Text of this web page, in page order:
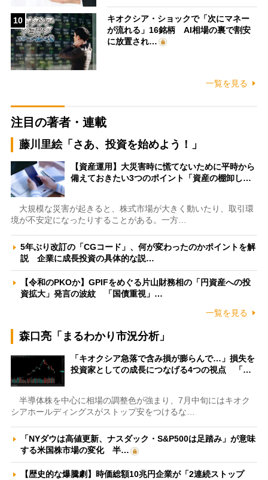
10
キオクシア・ショックで「次にマネー
が流れる」16銘柄 AI相場の裏で割安
に放置され…
一覧を見る
注目の著者・連載
藤川里絵「さあ、投資を始めよう！」
【資産運用】大災害時に慌てないために平時から
備えておきたい3つのポイント「資産の棚卸し…
大規模な災害が起きると、株式市場が大きく動いたり、取引環
境が不安定になったりすることがある。一方…
5年ぶり改訂の「CGコード」、何が変わったのかポイントを解
説 企業に成長投資の具体的な説…
【令和のPKOか】GPIFをめぐる片山財務相の「円資産への投
資拡大」発言の波紋 「国債重視」…
一覧を見る
森口亮「まるわかり市況分析」
「キオクシア急落で含み損が膨らんで…」損失を
投資家としての成長につなげる4つの視点 「…
半導体株を中心に相場の調整色が強まり、7月中旬にはキオク
シアホールディングスがストップ安をつけるな…
「NYダウは高値更新、ナスダック・S&P500は足踏み」が意味
する米国株市場の変化 半…
【歴史的な爆騰劇】時価総額10兆円企業が「2連続ストップ